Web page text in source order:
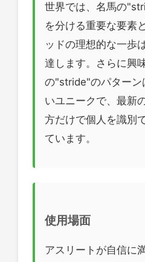
世界では、名馬の
を分ける重要な要素
ッドの理想的な一歩
達します。さらに興
の"stride"のパターン
いユニークで、最新
方だけで個人を識別
ています。
使用場面
アスリートが自信に